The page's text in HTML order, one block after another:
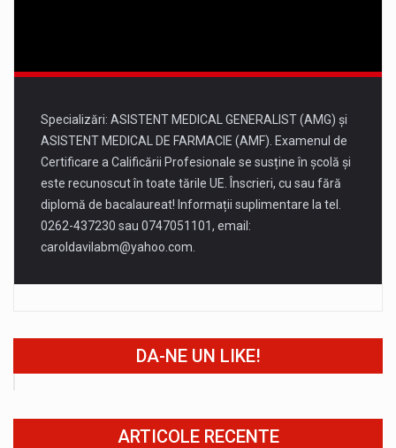
Specializări: ASISTENT MEDICAL GENERALIST (AMG) și
ASISTENT MEDICAL DE FARMACIE (AMF). Examenul de
Certificare a Calificării Profesionale se susține în școlă și
este recunoscut în toate tările UE. Înscrieri, cu sau fără
diplomă de bacalaureat! Informații suplimentare la tel.
0262-437230 sau 0747051101, email:
caroldavilabm@yahoo.com
DA-NE UN LIKE!
ARTICOLE RECENTE